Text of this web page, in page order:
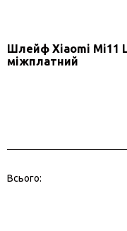
Шлейф Xiaomi Mi11
міжплатний
Всього: